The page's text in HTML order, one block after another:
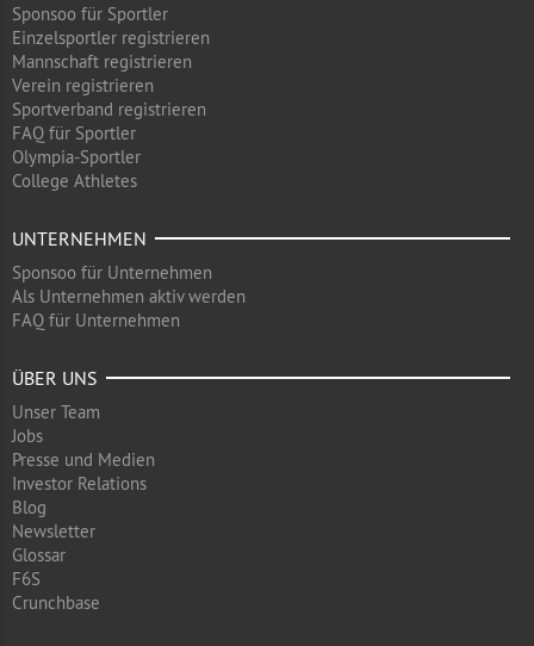
Sponsoo für Sportler
Einzelsportler registrieren
Mannschaft registrieren
Verein registrieren
Sportverband registrieren
FAQ für Sportler
Olympia-Sportler
College Athletes
UNTERNEHMEN
Sponsoo für Unternehmen
Als Unternehmen aktiv werden
FAQ für Unternehmen
ÜBER UNS
Unser Team
Jobs
Presse und Medien
Investor Relations
Blog
Newsletter
Glossar
F6S
Crunchbase